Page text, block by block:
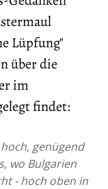
Lüpfung"
über die
im
findet:
genügend
wo Bulgarien
- hoch oben in